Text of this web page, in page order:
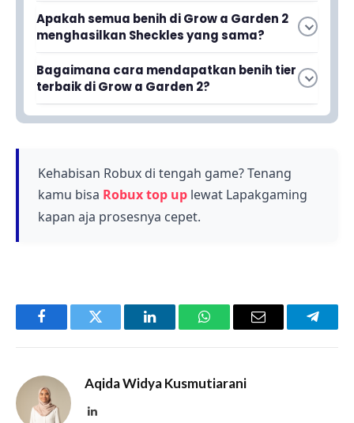
Sheckles adalah mata uang utama dalam
Grow a Garden 2 yang digunakan untuk
membeli berbagai item dan upgrade di dalam
game. Semakin banyak Sheckles yang kamu
kumpulkan, semakin cepat kamu bisa
berkembang dan memperluas kebun milikmu.
Apakah semua benih di Grow a Garden 2
menghasilkan Sheckles yang sama?
Tidak, setiap benih memiliki nilai jual yang
berbeda-beda sehingga tidak semuanya
benih tier tinggi mampu menghasilkan Sheckles
Bagaimana cara mendapatkan benih tier
terbaik di Grow a Garden 2?
Benih tier terbaik biasanya bisa didapatkan
kamu kumpulkan. Pastikan kamu memilih benih
dengan nilai panen tertinggi agar pertanian
kamu semakin menguntungkan.
Kehabisan Robux di tengah game? Tenang
kamu bisa Robux top up lewat Lapakgaming
kapan aja prosesnya cepet.
FacebookTwitter LinkedInWhatsAppEmail
Aqida Widya Kusmutiarani
LinkedIn